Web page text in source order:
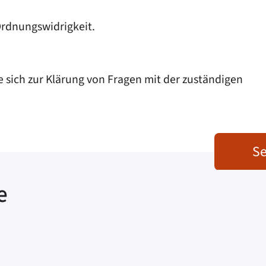
zur Klärung von Fragen mit der zuständigen